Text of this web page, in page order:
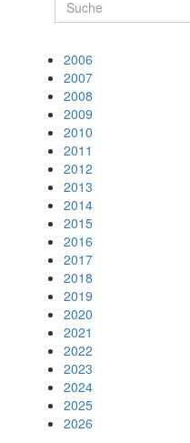
2006
2007
2008
2009
2010
2011
2012
2013
2014
2015
2016
2017
2018
2019
2020
2021
2022
2023
2024
2025
2026